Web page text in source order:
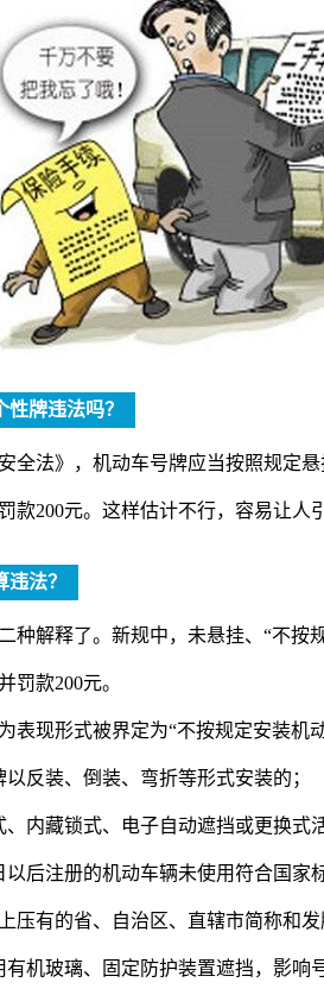
牌违法吗？
全法》，机动车号牌应当按照规定
款200元。这样估计不行，容易让人
法？
种解释了。新规中，未悬挂、“不按
罚款200元。
表现形式被界定为“不按规定安装机
反装、倒装、弯折等形式安装的；
、内藏锁式、电子自动遮挡或更换式
以后注册的机动车辆未使用符合国
压有的省、自治区、直辖市简称和
有机玻璃、固定防护装置遮挡，影响